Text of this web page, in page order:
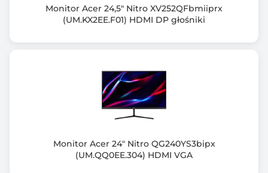
2560 x 1440
180
Ilość wyświetlanych kolorów
16,7 M (6 bit + FRC)
Kąt widzenia pionowy (V)
Kąt widzenia poziomy (H)
Monitor Acer 24,5" Nitro XV252QFbmiiprx
(UM.KX2EE.F01) HDMI DP głośniki
Monitor Acer 24" Nitro QG240YS3bipx
(UM.QQ0EE.304) HDMI VGA